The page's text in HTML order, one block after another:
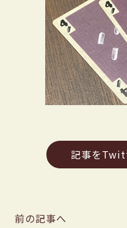
記事を
前の記事へ